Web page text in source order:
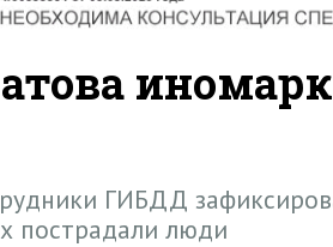
ГИБДД
пострадали люди